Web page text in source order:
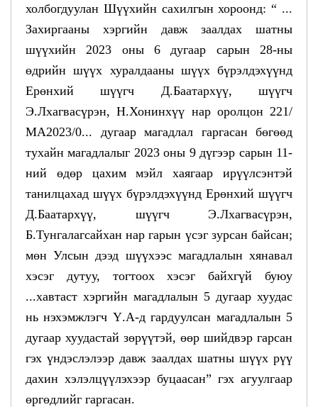
холбогдуулан Шүүхийн сахилгын хороонд: “ ...
Захиргааны хэргийн давж заалдах шатны
шүүхийн 2023 оны 6 дугаар сарын 28-ны
өдрийн шүүх хуралдааны шүүх бүрэлдэхүүнд
Ерөнхий шүүгч Д.Баатархүү, шүүгч
Э.Лхагвасүрэн, Н.Хонинхүү нар оролцон 221/
МА2023/0... дугаар магадлал гаргасан бөгөөд
тухайн магадлалыг 2023 оны 9 дүгээр сарын 11-
ний өдөр цахим мэйл хаягаар ирүүлсэнтэй
танилцахад шүүх бүрэлдэхүүнд Ерөнхий шүүгч
Д.Баатархүү, шүүгч Э.Лхагвасүрэн,
Б.Тунгалагсайхан нар гарын үсэг зурсан байсан;
мөн Улсын дээд шүүхээс магадлалын хянавал
хэсэг дутуу, тогтоох хэсэг байхгүй буюу
...хавтаст хэргийн магадлалын 5 дугаар хуудас
нь нэхэмжлэгч Ү.А-д гардуулсан магадлалын 5
дугаар хуудастай зөрүүтэй, өөр шийдвэр гарсан
гэх үндэслэлээр давж заалдах шатны шүүх рүү
дахин хэлэлцүүлэхээр буцаасан” гэх агуулгаар
өргөдлийг гаргасан.